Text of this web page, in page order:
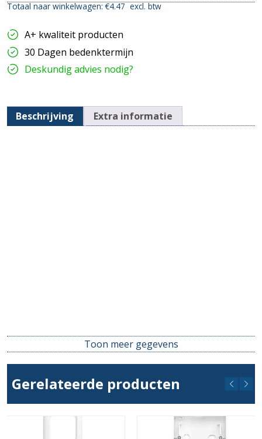
1V
Glans
wit
|
021129
hoeveelheid
Totaal naar winkelwagen: €4.47excl. btw
A+ kwaliteit producten
30 Dagen bedenktermijn
Deskundig advies nodig?
Beschrijving Extra informatie
Toon meer gegevens
Gerelateerde producten